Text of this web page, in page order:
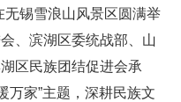
无锡雪浪山风景区圆满举
、滨湖区委统战部、山
区民族团结促进会承
万家”主题，深耕民族文